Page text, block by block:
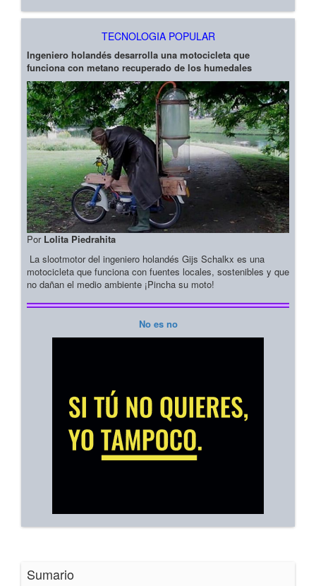
TECNOLOGIA POPULAR
Ingeniero holandés desarrolla una motocicleta que
funciona con metano recuperado de los humedales
Por Lolita Piedrahita
La slootmotor del ingeniero holandés Gijs Schalkx es una
motocicleta que funciona con fuentes locales, sostenibles y que
no dañan el medio ambiente ¡Pincha su moto!
No es no
Sumario